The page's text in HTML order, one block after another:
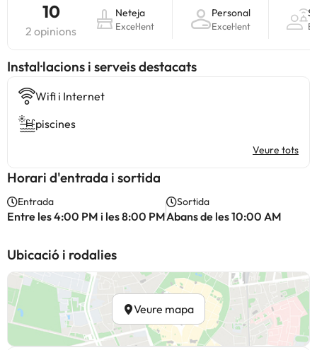
10
2 opinions
Neteja
Excel·lent
Personal
Excel·lent
Instal·lacions i serveis destacats
Wifi i Internet
piscines
Veure tots
Horari d'entrada i sortida
Entrada
Entre les 4:00 PM i les 8:00 PM
Sortida
Abans de les 10:00 AM
Ubicació i rodalies
Veure mapa